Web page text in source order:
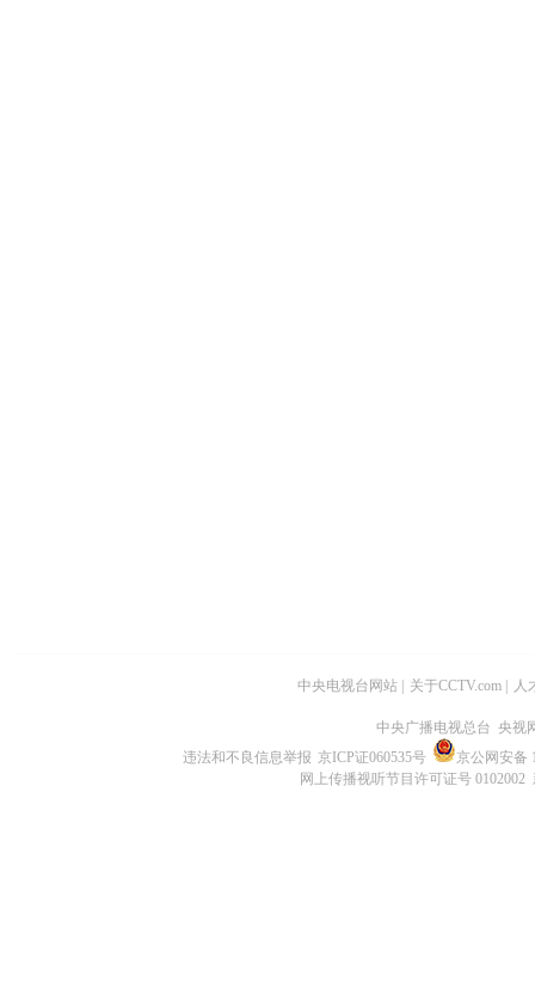
中央电视台网站 关于CCTV.com 人
中央广播电视总台 央视
违法和不良信息举报 京ICP证060535号
京公网安备
网上传播视听节目许可证号 0102002